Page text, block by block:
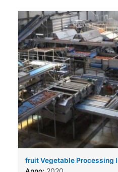
fruit Vegetable Processing